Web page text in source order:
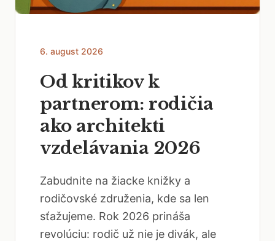
6. august 2026
Od kritikov k
partnerom: rodičia
ako architekti
vzdelávania 2026
Zabudnite na žiacke knižky a
rodičovské združenia, kde sa len
sťažujeme. Rok 2026 prináša
revolúciu: rodič už nie je divák, ale